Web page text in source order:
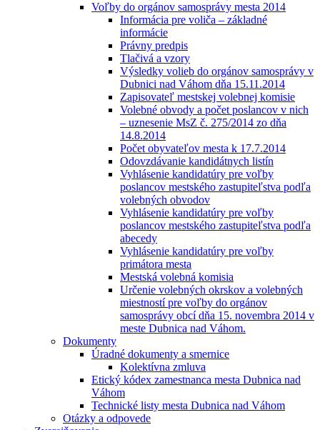
Voľby do orgánov samosprávy mesta 2014
Informácia pre voliča – základné
informácie
Právny predpis
Tlačivá a vzory
Výsledky volieb do orgánov samosprávy v
Dubnici nad Váhom dňa 15.11.2014
Zapisovateľ mestskej volebnej komisie
Volebné obvody a počet poslancov v nich
– uznesenie MsZ č. 275/2014 zo dňa
14.8.2014
Počet obyvateľov mesta k 17.7.2014
Odovzdávanie kandidátnych listín
Vyhlásenie kandidatúry pre voľby
poslancov mestského zastupiteľstva podľa
volebných obvodov
Vyhlásenie kandidatúry pre voľby
poslancov mestského zastupiteľstva podľa
abecedy
Vyhlásenie kandidatúry pre voľby
primátora mesta
Mestská volebná komisia
Určenie volebných okrskov a volebných
miestností pre voľby do orgánov
samosprávy obcí dňa 15. novembra 2014 v
meste Dubnica nad Váhom.
Dokumenty
Úradné dokumenty a smernice
Kolektívna zmluva
Etický kódex zamestnanca mesta Dubnica nad
Váhom
Technické listy mesta Dubnica nad Váhom
Otázky a odpovede